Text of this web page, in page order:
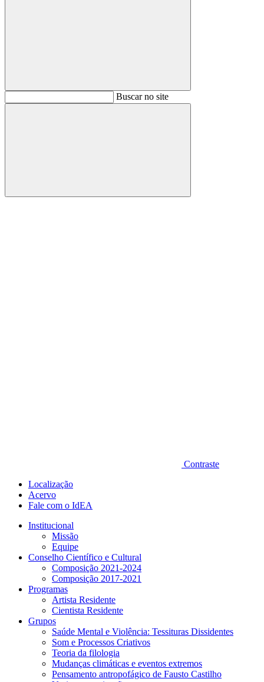
BuscarBuscar no site
Buscar
Contraste
Localização
Acervo
Fale com o IdEA
Institucional
Missão
Equipe
Conselho Científico e Cultural
Composição 2021-2024
Composição 2017-2021
Programas
Artista Residente
Cientista Residente
Grupos
Saúde Mental e Violência: Tessituras Dissidentes
Som e Processos Criativos
Teoria da filologia
Mudanças climáticas e eventos extremos
Pensamento antropofágico de Fausto Castilho